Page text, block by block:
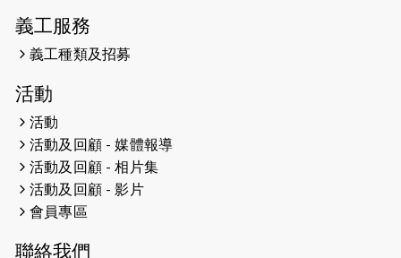
2026-04-23
2026-04-19
2026-04-16
猛龍長跑隊恆常練習 - 4月16日
（19:00開始）
2026-04-12
義工服務
義工種類及招募
活動
活動
活動及回顧 - 媒體報導
活動及回顧 - 相片集
活動及回顧 - 影片
會員專區
聯絡我們